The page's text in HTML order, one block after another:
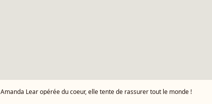
Amanda Lear opérée du coeur, elle tente de rassurer tout le monde !